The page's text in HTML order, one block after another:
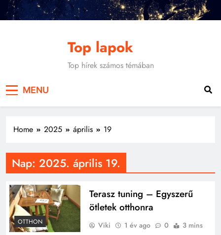
Skip
Top lapok
Top hírek számos témában
MENU
Home 2025 április 19
Nap: 2025. április 19.
OTTHON
Terasz tuning – Egyszerű
ötletek otthonra
Viki 1 év ago 0 3 mins